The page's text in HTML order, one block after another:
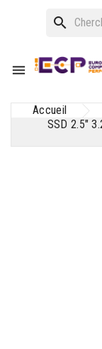
search

Accueil
SSD 2.5"